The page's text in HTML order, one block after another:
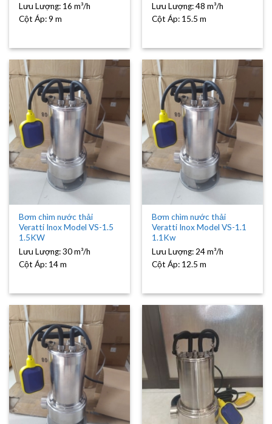
Lưu Lượng: 16 m³/h
Cột Áp:9 m
Lưu Lượng:48 m³/h
Cột Áp: 15.5 m
Bơm chìm nước thải
Veratti Inox Model VS-1.5
1.5KW
Lưu Lượng:30 m³/h
Cột Áp: 14 m
Bơm chìm nước thải
Veratti Inox Model VS-1.1
1.1Kw
Lưu Lượng: 24 m³/h
Cột Áp: 12.5 m